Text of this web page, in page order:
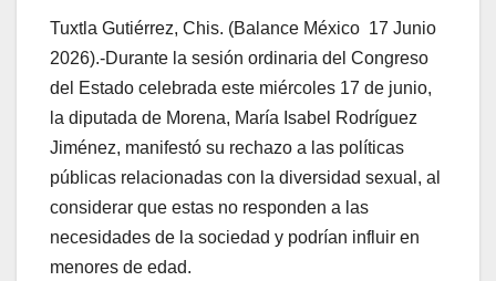
Tuxtla Gutiérrez, Chis. (Balance México 17 Junio
2026).-Durante la sesión ordinaria del Congreso
del Estado celebrada este miércoles 17 de junio,
la diputada de Morena, María Isabel Rodríguez
Jiménez, manifestó su rechazo a las políticas
públicas relacionadas con la diversidad sexual, al
considerar que estas no responden a las
necesidades de la sociedad y podrían influir en
menores de edad.